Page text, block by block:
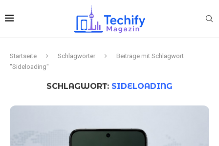
Startseite Schlagwörter
Beiträge mit Schlagwort
"Sideloading"
SCHLAGWORT: SIDELOADING